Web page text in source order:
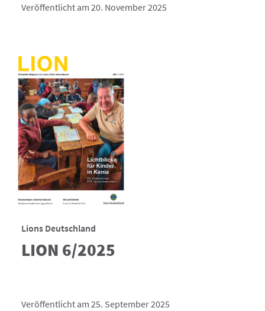
Veröffentlicht am 20. November 2025
Lions Deutschland
LION 6/2025
Veröffentlicht am 25. September 2025